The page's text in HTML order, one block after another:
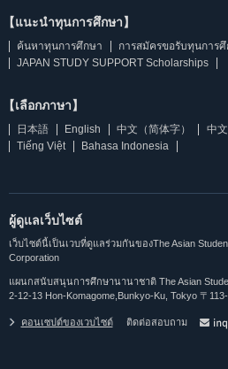
【แนะนำทุนการศึกษา】
ค้นหาทุนการศึกษา
การสมัครขอรับทุนการ
JAPAN STUDY SUPPORT Scholarships
【เลือกภาษา】
日本語 English 中文（简体字） 中
Tiếng Việt
Bahasa Indonesia
ผู้ดูแลเว็บไซต์
เว็บไซต์นี้เป็นเวบที่ดูแลร่วมกันของThe Asian
Corporation
แผนกสนับสนุนการศึกษานานาชาติ The Asian
2-12-13 Hon-Komagome,Bunkyo-Ku, Tokyo 〒
คอนเซปต์ของเวบไซต์ ติดต่อสอบถาม